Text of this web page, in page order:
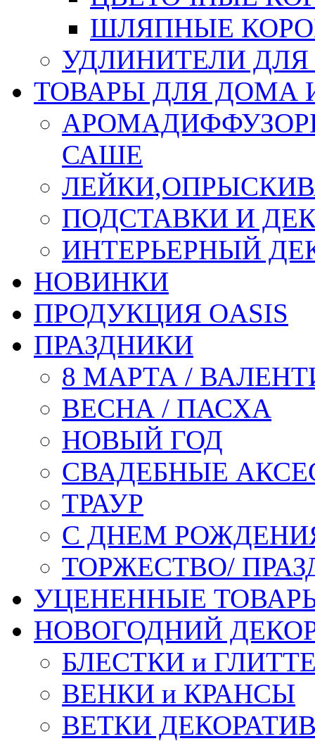
ШЛЯПНЫЕ
УДЛИНИТЕЛИ
ТОВАРЫ ДЛЯ ДОМА
САШЕ
ПОДСТАВКИ И
ИНТЕРЬЕРНЫЙ
НОВИНКИ
ПРОДУКЦИЯ OASIS
ПРАЗДНИКИ
8 МАРТА /
ВЕСНА / ПАСХА
НОВЫЙ ГОД
СВАДЕБНЫЕ
ТРАУР
С ДНЕМ
ТОРЖЕСТВО/
УЦЕНЕННЫЕ
НОВОГОДНИЙ
БЛЕСТКИ и
ВЕНКИ и КРАНСЫ
ВЕТКИ